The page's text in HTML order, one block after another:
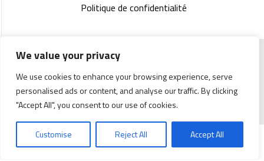
We value your privacy
We use cookies to enhance your browsing experience, serve
personalised ads or content, and analyse our traffic. By clicking
"Accept All", you consent to our use of cookies.
Customise Reject All Accept All
Politique de confidentialité
Copyright 2023 :Standish Communications& Mélissa
Lachance